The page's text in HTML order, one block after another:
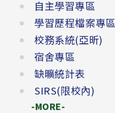
自主學習專區
學習歷程檔案專區
校務系統(亞昕)
宿舍專區
缺曠統計表
SIRS(限校內)
-MORE-